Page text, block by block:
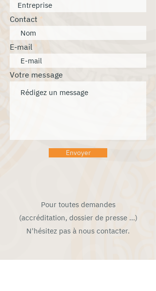
Contact
E-mail
Votre message
Envoyer
Pour toutes demandes
(accréditation, dossier de presse …)
N'hésitez pas à nous contacter.